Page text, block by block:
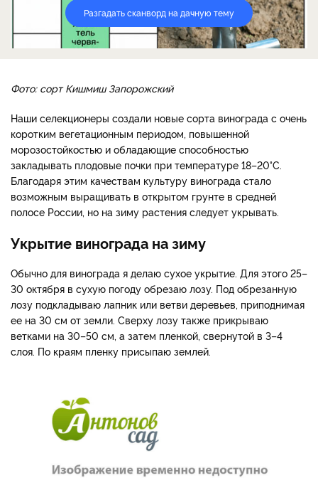
Разгадать сканворд на дачную тему
Фото: сорт Кишмиш Запорожский
Наши селекционеры создали новые сорта винограда с очень
коротким вегетационным периодом, повышенной
морозостойкостью и обладающие способностью
закладывать плодовые почки при температуре 18–20°С.
Благодаря этим качествам культуру винограда стало
возможным выращивать в открытом грунте в средней
полосе России, но на зиму растения следует укрывать.
Укрытие винограда на зиму
Обычно для винограда я делаю сухое укрытие. Для этого 25–
30 октября в сухую погоду обрезаю лозу. Под обрезанную
лозу подкладываю лапник или ветви деревьев, приподнимая
ее на 30 см от земли. Сверху лозу также прикрываю
ветками на 30–50 см, а затем пленкой, свернутой в 3–4
слоя. По краям пленку присыпаю землей.